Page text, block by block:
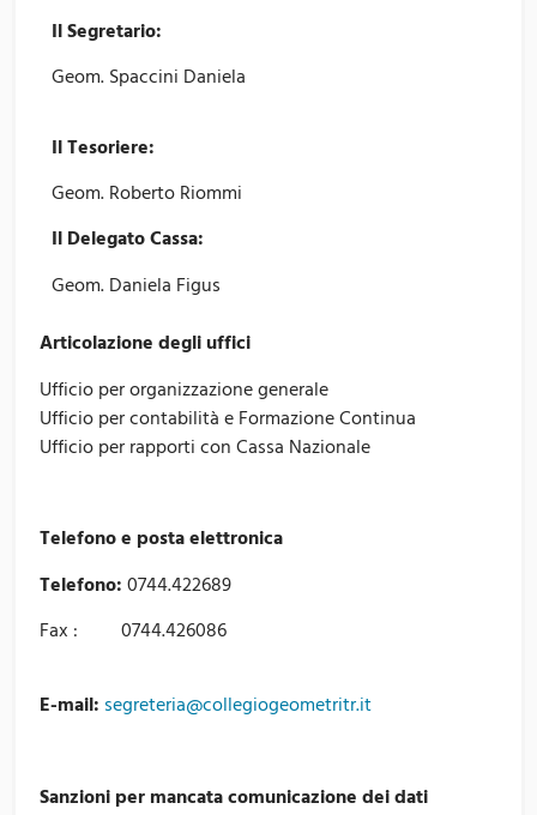
Il Segretario:
Geom. Spaccini Daniela
Il Tesoriere:
Geom. Roberto Riommi
Il Delegato Cassa:
Geom. Daniela Figus
Articolazione degli uffici
Ufficio per organizzazione generale
Ufficio per contabilità e Formazione Continua
Ufficio per rapporti con Cassa Nazionale
Telefono e posta elettronica
Telefono: 0744.422689
Fax : 0744.426086
E-mail: segreteria@collegiogeometritr.it
Sanzioni per mancata comunicazione dei dati